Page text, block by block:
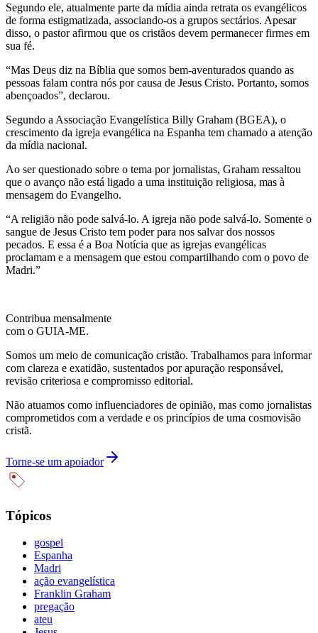
Segundo ele, atualmente parte da mídia ainda retrata os evangélicos
de forma estigmatizada, associando-os a grupos sectários. Apesar
disso, o pastor afirmou que os cristãos devem permanecer firmes em
sua fé.
“Mas Deus diz na Bíblia que somos bem-aventurados quando as
pessoas falam contra nós por causa de Jesus Cristo. Portanto, somos
abençoados”, declarou.
Segundo a Associação Evangelística Billy Graham (BGEA), o
crescimento da igreja evangélica na Espanha tem chamado a atenção
da mídia nacional.
Ao ser questionado sobre o tema por jornalistas, Graham ressaltou
que o avanço não está ligado a uma instituição religiosa, mas à
mensagem do Evangelho.
“A religião não pode salvá-lo. A igreja não pode salvá-lo. Somente o
sangue de Jesus Cristo tem poder para nos salvar dos nossos
pecados. E essa é a Boa Notícia que as igrejas evangélicas
proclamam e a mensagem que estou compartilhando com o povo de
Madri.”
Contribua mensalmente
com o GUIA-ME.
Somos um meio de comunicação cristão. Trabalhamos para informar
com clareza e exatidão, sustentados por apuração responsável,
revisão criteriosa e compromisso editorial.
Não atuamos como influenciadores de opinião, mas como jornalistas
comprometidos com a verdade e os princípios de uma cosmovisão
cristã.
Torne-se um apoiador
Tópicos
gospel
Espanha
Madri
ação evangelística
Franklin Graham
pregação
ateu